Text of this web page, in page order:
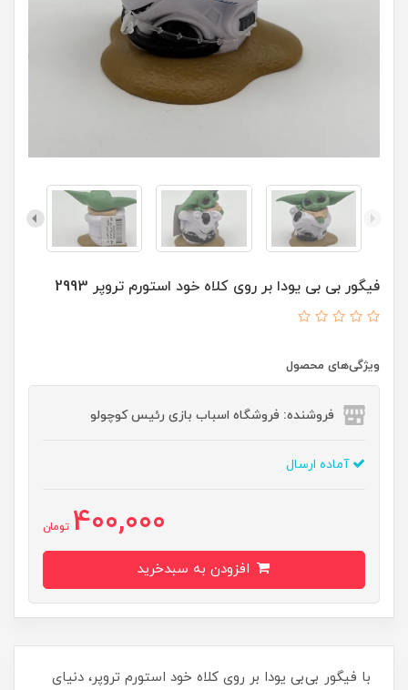
فیگور بی بی یودا بر روی کلاه خود استورم تروپر 2993
ویژگی‌های محصول
فروشنده: فروشگاه اسباب بازی رئیس کوچولو
آماده ارسال
400,000 تومان
با فیگور بی‌بی یودا بر روی کلاه خود استورم تروپر، دنیای